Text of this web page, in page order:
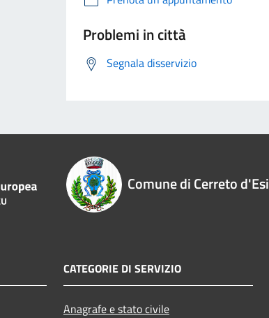
Problemi in città
Segnala disservizio
Comune di Cerreto d'Esi
CATEGORIE DI SERVIZIO
Anagrafe e stato civile